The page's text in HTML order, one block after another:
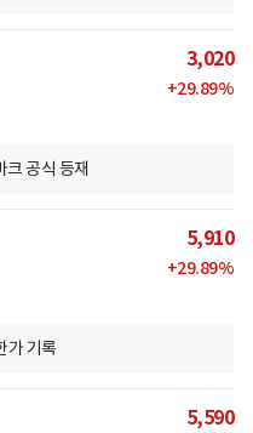
3,020
+29.89%
크 공식 등재
5,910
+29.89%
가 기록
5,590